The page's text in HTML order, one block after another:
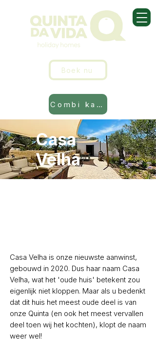
Boek nu
Combi kalender
Casa
Velha
Casa Velha is onze nieuwste aanwinst,
gebouwd in 2020. Dus haar naam Casa
Velha, wat het 'oude huis' betekent zou
eigenlijk niet kloppen. Maar als u bedenkt
dat dit huis het meest oude deel is van
onze Quinta (en ook het meest vervallen
deel toen wij het kochten), klopt de naam
weer wel!